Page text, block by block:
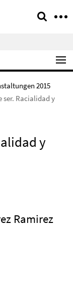
2015
ser. Racialidad y
y
Ramirez